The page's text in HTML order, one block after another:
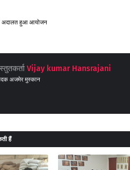
अदालत हुआ आयोजन
Vijay kumar Hansrajani
अजमेर मुस्कान
हैं